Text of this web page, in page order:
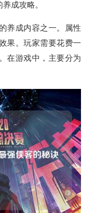
成攻略。
养成内容之一。属性
果。玩家需要花费一
在游戏中，主要分为